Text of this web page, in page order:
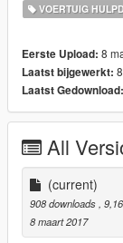
VOERTUIG
Eerste Upload: 8
Laatst bijgewerkt:
Laatst Gedownload:
All
(current)
908 downloads ,
8 maart 2017